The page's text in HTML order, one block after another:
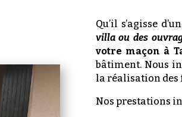
Qu’il s’agisse
villa ou des
votre maçon à
bâtiment. Nous
la réalisation des
Nos prestations